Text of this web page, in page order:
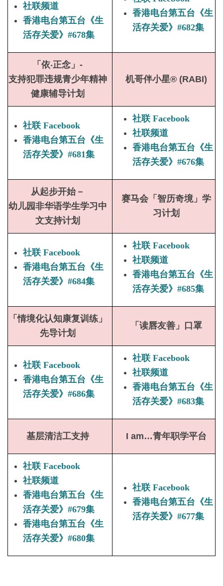
社联频道
香港电台第五台《生
活存关爱》#678集
香港电台第五台《生
活存关爱》#682集
「依‧正念」-
支持犯罪违规青少年精神
健康辅导计划
机哥伴小星® (RABI)
社联 Facebook
香港电台第五台《生
活存关爱》#681集
社联 Facebook
社联频道
香港电台第五台《生
活存关爱》#676集
从起步开始－
幼儿园非华语学生学习中
文支持计划
赛马会「智历奇境」学
习计划
社联 Facebook
香港电台第五台《生
活存关爱》#684集
社联 Facebook
社联频道
香港电台第五台《生
活存关爱》#685集
「情境化认知康复训练」
先导计划
「读唇友善」口罩
社联 Facebook
香港电台第五台《生
活存关爱》#686集
社联 Facebook
社联频道
香港电台第五台《生
活存关爱》#683集
基层清洁工支持 I am…青年职学平台
社联 Facebook
社联频道
香港电台第五台《生
活存关爱》#679集
香港电台第五台《生
活存关爱》#680集
社联 Facebook
香港电台第五台《生
活存关爱》#677集